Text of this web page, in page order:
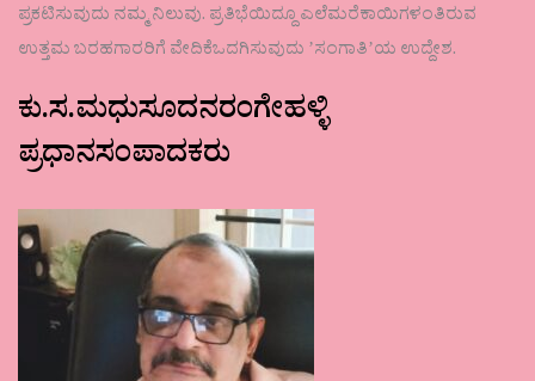
ಪ್ರಕಟಿಸುವುದು ನಮ್ಮ ನಿಲುವು. ಪ್ರತಿಭೆಯಿದ್ದೂ ಎಲೆಮರೆಕಾಯಿಗಳಂತಿರುವ
ಉತ್ತಮ ಬರಹಗಾರರಿಗೆ ವೇದಿಕೆಒದಗಿಸುವುದು ʼಸಂಗಾತಿʼಯ ಉದ್ದೇಶ.
ಕು.ಸ.ಮಧುಸೂದನರಂಗೇಹಳ್ಳಿ
ಪ್ರಧಾನಸಂಪಾದಕರು